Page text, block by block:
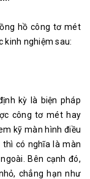
hồ công tơ mét
kinh nghiệm sau:
kỳ là biện pháp
công tơ mét hay
kỹ màn hình điều
thì có nghĩa là màn
Bên cạnh đó,
chẳng hạn như